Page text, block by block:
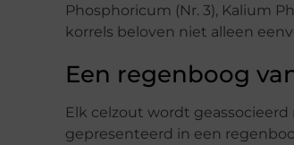
Phosphoricum (Nr. 3), Kalium
korrels beloven niet alleen
Een regenboog
Elk celzout wordt
gepresenteerd in een